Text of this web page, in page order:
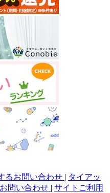
るお問い合わせ | タイアッ
問い合わせ | サイトご利用